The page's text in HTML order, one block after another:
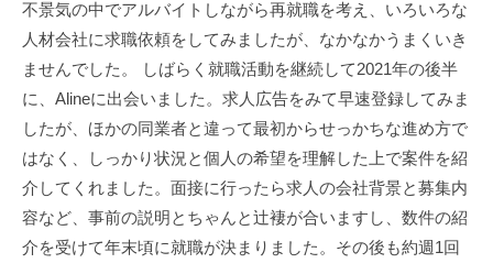
w
a
d
m
n
不景気の中でアルバイトしながら再就職を考え、いろいろな
人材会社に求職依頼をしてみましたが、なかなかうまくいき
ませんでした。 しばらく就職活動を継続して2021年の後半
に、Alineに出会いました。求人広告をみて早速登録してみま
したが、ほかの同業者と違って最初からせっかちな進め方で
はなく、しっかり状況と個人の希望を理解した上で案件を紹
介してくれました。面接に行ったら求人の会社背景と募集内
容など、事前の説明とちゃんと辻褄が合いますし、数件の紹
介を受けて年末頃に就職が決まりました。その後も約週1回